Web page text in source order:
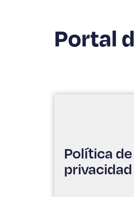
Portal
Política de
privacidad